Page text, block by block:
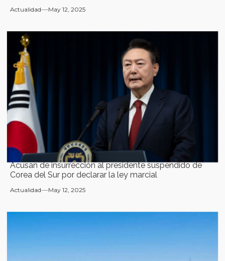
Actualidad May 12, 2025
Acusan de insurrección al presidente suspendido de
Corea del Sur por declarar la ley marcial
Actualidad May 12, 2025